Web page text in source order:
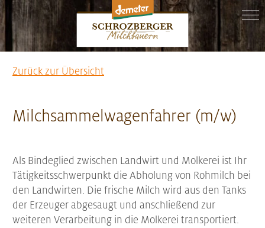
Zurück zur Übersicht
Milchsammelwagenfahrer (m/w)
Als Bindeglied zwischen Landwirt und Molkerei ist Ihr
Tätigkeitsschwerpunkt die Abholung von Rohmilch bei
den Landwirten. Die frische Milch wird aus den Tanks
der Erzeuger abgesaugt und anschließend zur
weiteren Verarbeitung in die Molkerei transportiert.